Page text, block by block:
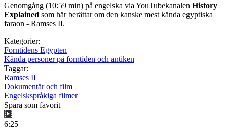
Genomgång (10:59 min) på engelska via YouTubekanalen History
Explained som här berättar om den kanske mest kända egyptiska
faraon - Ramses II.
Kategorier:
Forntidens Egypten
Kända personer på forntiden och antiken
Taggar:
Ramses II
Dokumentär och film
Engelskspråkiga filmer
Spara som favorit
6:25